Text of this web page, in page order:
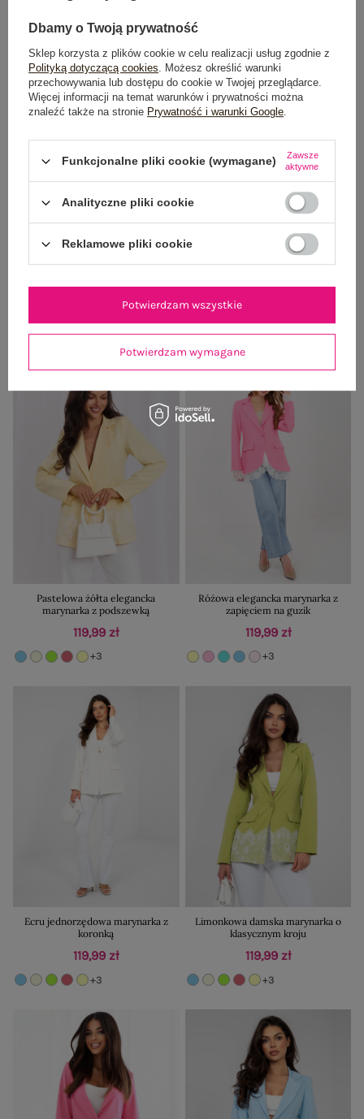
wykończeniem
+3
poduszkami na ramionach
+3
Pastelowa żółta elegancka
marynarka z podszewką
119,99 zł
+3
Różowa elegancka marynarka z
zapięciem na guzik
119,99 zł
+3
Ecru jednorzędowa marynarka z
koronką
119,99 zł
+3
Limonkowa damska marynarka o
klasycznym kroju
119,99 zł
+3
Dbamy o Twoją prywatność
Sklep korzysta z plików cookie w celu realizacji usług zgodnie z
Polityką dotyczącą cookies. Możesz określić warunki
przechowywania lub dostępu do cookie w Twojej przeglądarce.
Więcej informacji na temat warunków i prywatności można
znaleźć także na stronie Prywatność i warunki Google.
Funkcjonalne pliki cookie (wymagane)
Zawsze
aktywne
Analityczne pliki cookie
Reklamowe pliki cookie
Potwierdzam wymagane
Potwierdzam wszystkie